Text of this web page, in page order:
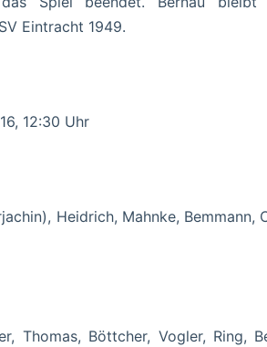
Eintracht 1949.
12:30 Uhr
Heidrich, Mahnke, Bemmann,
Thomas, Böttcher, Vogler, Ring,